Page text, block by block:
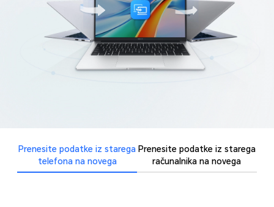
Prenesite podatke iz starega
telefona na novega
Prenesite podatke iz starega
računalnika na novega